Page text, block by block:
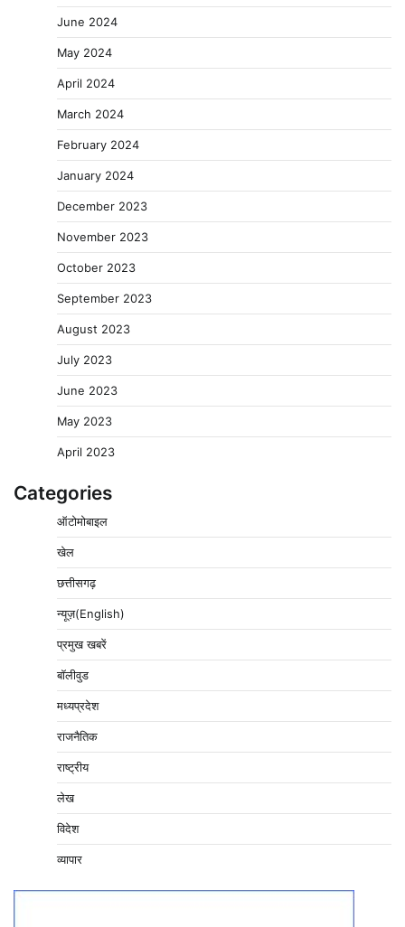
June 2024
May 2024
April 2024
March 2024
February 2024
January 2024
December 2023
November 2023
October 2023
September 2023
August 2023
July 2023
June 2023
May 2023
April 2023
Categories
ऑटोमोबाइल
खेल
छत्तीसगढ़
न्यूज़(English)
प्रमुख खबरें
बॉलीवुड
मध्यप्रदेश
राजनैतिक
राष्ट्रीय
लेख
विदेश
व्यापार